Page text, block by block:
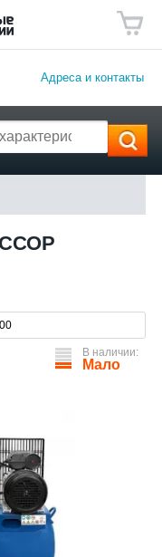
Адреса и контакты
В наличии:
Мало